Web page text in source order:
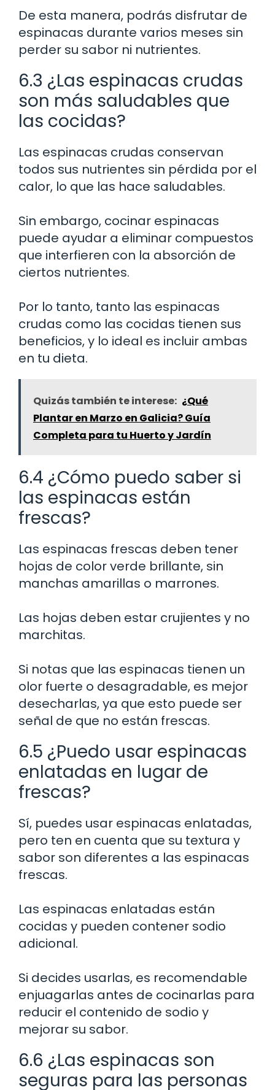
De esta manera, podrás disfrutar de
espinacas durante varios meses sin
perder su sabor ni nutrientes.
6.3 ¿Las espinacas crudas
son más saludables que
las cocidas?
Las espinacas crudas conservan
todos sus nutrientes sin pérdida por el
calor, lo que las hace saludables.
Sin embargo, cocinar espinacas
puede ayudar a eliminar compuestos
que interfieren con la absorción de
ciertos nutrientes.
Por lo tanto, tanto las espinacas
crudas como las cocidas tienen sus
beneficios, y lo ideal es incluir ambas
en tu dieta.
Quizás también te interese: ¿Qué
Plantar en Marzo en Galicia? Guía
Completa para tu Huerto y Jardín
6.4 ¿Cómo puedo saber si
las espinacas están
frescas?
Las espinacas frescas deben tener
hojas de color verde brillante, sin
manchas amarillas o marrones.
Las hojas deben estar crujientes y no
marchitas.
Si notas que las espinacas tienen un
olor fuerte o desagradable, es mejor
desecharlas, ya que esto puede ser
señal de que no están frescas.
6.5 ¿Puedo usar espinacas
enlatadas en lugar de
frescas?
Sí, puedes usar espinacas enlatadas,
pero ten en cuenta que su textura y
sabor son diferentes a las espinacas
frescas.
Las espinacas enlatadas están
cocidas y pueden contener sodio
adicional.
Si decides usarlas, es recomendable
enjuagarlas antes de cocinarlas para
reducir el contenido de sodio y
mejorar su sabor.
6.6 ¿Las espinacas son
seguras para las personas